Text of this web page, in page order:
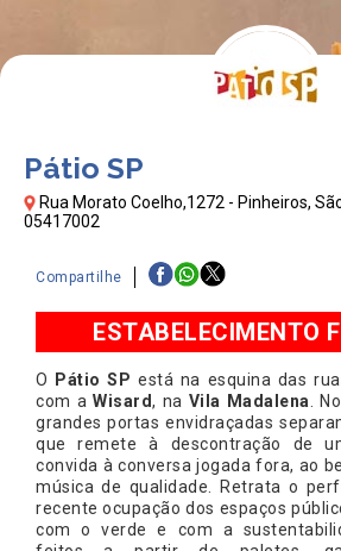
Pátio SP
Rua Morato Coelho,1272 - Pinheiros,
05417002
Compartilhe
ESTABELECIMENTO
O Pátio SP está na esquina das
com a Wisard, na Vila Madalena.
grandes portas envidraçadas
que remete à descontração de
convida à conversa jogada fora, ao
música de qualidade. Retrata o
recente ocupação dos espaços
com o verde e com a